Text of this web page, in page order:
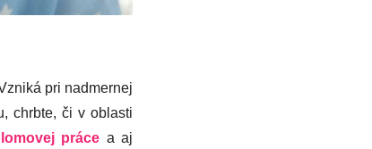
pri nadmernej
chrbte, či v oblasti
práce a aj